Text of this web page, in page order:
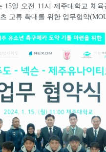
15일 오전 11시 제주대학교 체육
교류 확대를 위한 업무협약